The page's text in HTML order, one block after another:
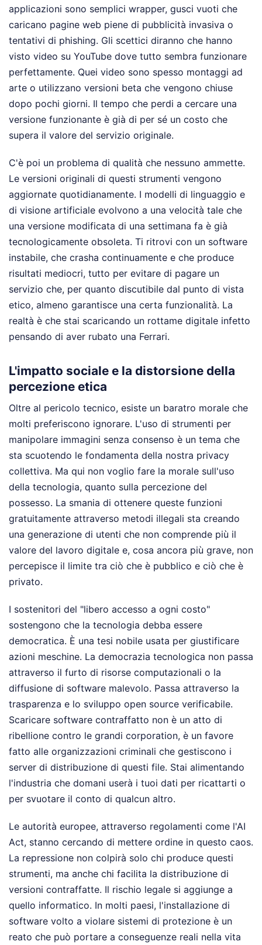
applicazioni sono semplici wrapper, gusci vuoti che
caricano pagine web piene di pubblicità invasiva o
tentativi di phishing. Gli scettici diranno che hanno
visto video su YouTube dove tutto sembra funzionare
perfettamente. Quei video sono spesso montaggi ad
arte o utilizzano versioni beta che vengono chiuse
dopo pochi giorni. Il tempo che perdi a cercare una
versione funzionante è già di per sé un costo che
supera il valore del servizio originale.
C'è poi un problema di qualità che nessuno ammette.
Le versioni originali di questi strumenti vengono
aggiornate quotidianamente. I modelli di linguaggio e
di visione artificiale evolvono a una velocità tale che
una versione modificata di una settimana fa è già
tecnologicamente obsoleta. Ti ritrovi con un software
instabile, che crasha continuamente e che produce
risultati mediocri, tutto per evitare di pagare un
servizio che, per quanto discutibile dal punto di vista
etico, almeno garantisce una certa funzionalità. La
realtà è che stai scaricando un rottame digitale infetto
pensando di aver rubato una Ferrari.
L'impatto sociale e la distorsione della
percezione etica
Oltre al pericolo tecnico, esiste un baratro morale che
molti preferiscono ignorare. L'uso di strumenti per
manipolare immagini senza consenso è un tema che
sta scuotendo le fondamenta della nostra privacy
collettiva. Ma qui non voglio fare la morale sull'uso
della tecnologia, quanto sulla percezione del
possesso. La smania di ottenere queste funzioni
gratuitamente attraverso metodi illegali sta creando
una generazione di utenti che non comprende più il
valore del lavoro digitale e, cosa ancora più grave, non
percepisce il limite tra ciò che è pubblico e ciò che è
privato.
I sostenitori del "libero accesso a ogni costo"
sostengono che la tecnologia debba essere
democratica. È una tesi nobile usata per giustificare
azioni meschine. La democrazia tecnologica non passa
attraverso il furto di risorse computazionali o la
diffusione di software malevolo. Passa attraverso la
trasparenza e lo sviluppo open source verificabile.
Scaricare software contraffatto non è un atto di
ribellione contro le grandi corporation, è un favore
fatto alle organizzazioni criminali che gestiscono i
server di distribuzione di questi file. Stai alimentando
l'industria che domani userà i tuoi dati per ricattarti o
per svuotare il conto di qualcun altro.
Le autorità europee, attraverso regolamenti come l'AI
Act, stanno cercando di mettere ordine in questo caos.
La repressione non colpirà solo chi produce questi
strumenti, ma anche chi facilita la distribuzione di
versioni contraffatte. Il rischio legale si aggiunge a
quello informatico. In molti paesi, l'installazione di
software volto a violare sistemi di protezione è un
reato che può portare a conseguenze reali nella vita